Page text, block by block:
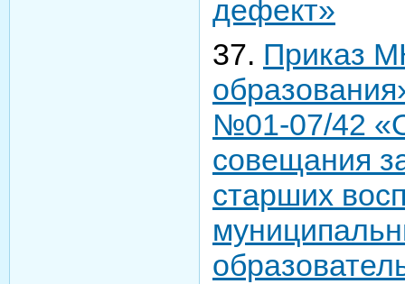
дефект»
37. Приказ
№01-07/42
совещания
старших